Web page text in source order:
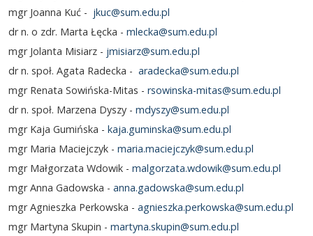
mgr Joanna Kuć - jkuc@sum.edu.pl
dr n. o zdr. Marta Łęcka - mlecka@sum.edu.pl
mgr Jolanta Misiarz - jmisiarz@sum.edu.pl
dr n. społ. Agata Radecka - aradecka@sum.edu.pl
mgr Renata Sowińska-Mitas - rsowinska-mitas@sum.edu.pl
dr n. społ. Marzena Dyszy - mdyszy@sum.edu.pl
mgr Kaja Gumińska - kaja.guminska@sum.edu.pl
mgr Maria Maciejczyk - maria.maciejczyk@sum.edu.pl
mgr Małgorzata Wdowik - malgorzata.wdowik@sum.edu.pl
mgr Anna Gadowska - anna.gadowska@sum.edu.pl
mgr Agnieszka Perkowska - agnieszka.perkowska@sum.edu.pl
mgr Martyna Skupin - martyna.skupin@sum.edu.pl